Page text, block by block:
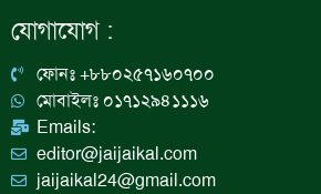
b
o
a
g
a
m
n
যোগাযোগ :
ফোনঃ +৮৮০২৫৭১৬০৭০০
মোবাইলঃ ০১৭১২৯৪১১১৬
Emails:
editor@jaijaikal.com
jaijaikal24@gmail.com